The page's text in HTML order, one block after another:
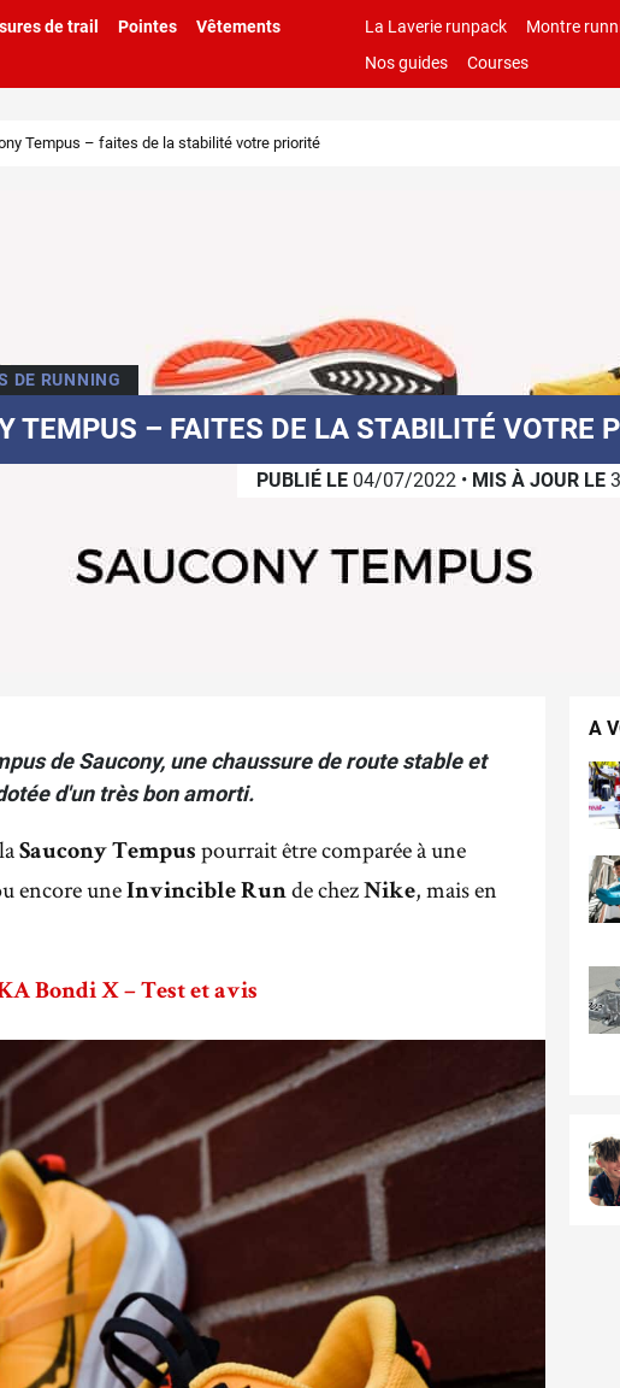
de trail Pointes
Vêtements
La Laverie runpack Montre
Nos guides
Courses
Tempus – faites de la stabilité votre priorité
DE RUNNING
TEMPUS – FAITES DE LA STABILITÉ VOTRE
PUBLIÉ LE 04/07/2022 • MIS À JOUR LE
de Saucony, une chaussure de route stable et
d'un très bon amorti.
Saucony Tempus pourrait être comparée à une
encore une Invincible Run de chez Nike, mais en
Bondi X – Test et avis
A